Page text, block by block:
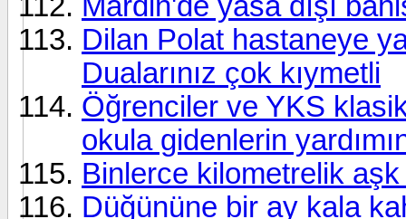
Dilan Polat hastaneye
Dualarınız çok kıymetli
Öğrenciler ve YKS
okula gidenlerin
Binlerce kilometrelik aşk
Düğününe bir ay kala